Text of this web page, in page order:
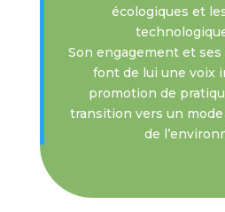
écologiques et
Son engagement et
font de lui une voix
promotion de
transition vers un
de